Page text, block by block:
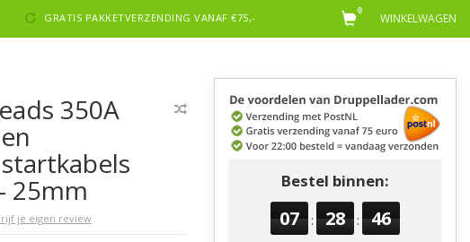
GRATIS PAKKETVERZENDING VANAF €75,- WINKELWAGEN
0
350A
25mm
je eigen review
Bestel binnen:
07 : 28 : 45